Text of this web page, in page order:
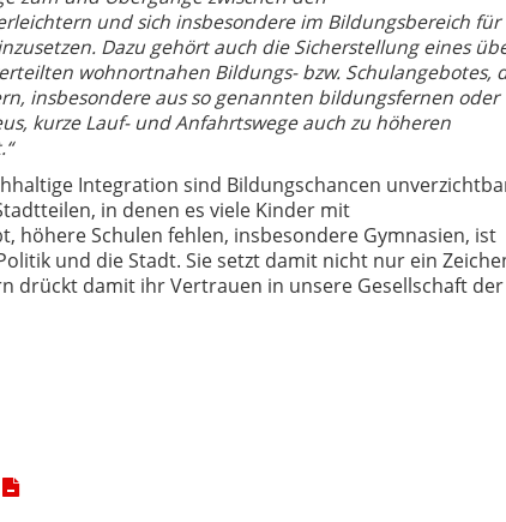
und sich insbesondere im Bildungsbereich für
Dazu gehört auch die Sicherstellung eines
wohnortnahen Bildungs- bzw. Schulangebotes,
insbesondere aus so genannten bildungsfernen oder
kurze Lauf- und Anfahrtswege auch zu höheren
Integration sind Bildungschancen
in denen es viele Kinder mit
höhere Schulen fehlen, insbe­sondere Gymnasien, ist
und die Stadt. Sie setzt damit nicht nur ein
drückt damit ihr Vertrauen in unsere Gesellschaft der